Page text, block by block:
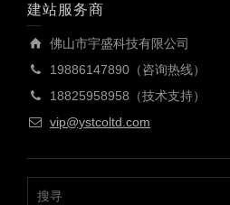
建站服务商
佛山市宇盛科技有限公司
19886147890（咨询热线）
18825958958（技术支持）
vip@ystcoltd.com